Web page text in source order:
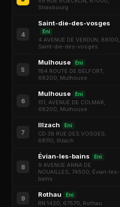
Strasbourg
4
Saint-die-des-vosges
Eni
4 AVENUE DE VERDUN, 88100,
Saint-die-des-vosges
5
Mulhouse Eni
184 ROUTE DE BELFORT,
68200, Mulhouse
6
Mulhouse Eni
151, AVENUE DE COLMAR,
68200, Mulhouse
7
Illzach Eni
CD 38 RUE DES VOSGES,
68110, Illzach
8
Évian-les-bains Eni
9 AVENUE ANNA DE
NOUAILLES, 74500, Évian-les-
bains
9 Rothau Eni
RN 1420, 67570, Rothau